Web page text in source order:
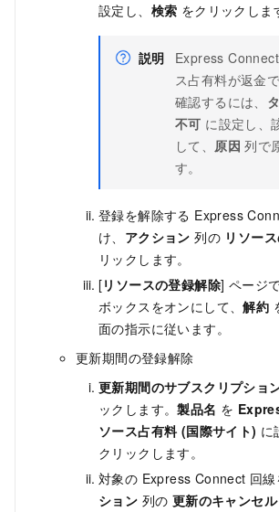
設定し、 検索 をクリックしま
説明
Express
ス占有料が返金
確認するには、
不可 に設定し、
して、 原因 列で
す。
登録を解除する Express
け、 アクション 列の リソー
リックします。
[リソースの登録解除] ページ
ボックスをオンにして、解約
面の指示に従います。
更新期間の登録解除
更新期間のサブスクリプショ
ックします。製品名 を
ソース占有料 (国際サイト) に
クリックします。
対象の Express Connect 回線
ション 列の 更新のキャンセル